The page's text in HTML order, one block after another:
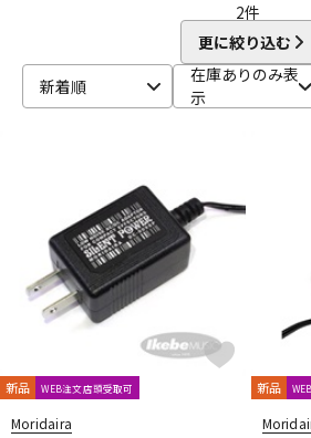
ベース
キーボード
2件
更に絞り込む
新着順
在庫ありのみ表
示
新品 WEB注文店頭受取可
Moridaira
新品